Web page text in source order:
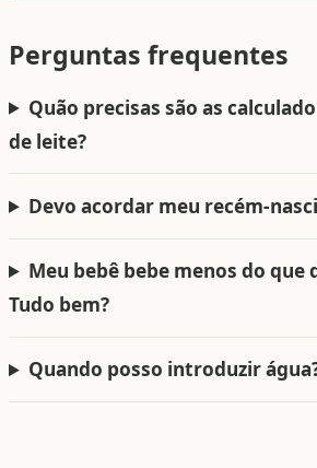
Perguntas frequentes
Quão precisas são as
de leite?
Devo acordar meu recém-
Meu bebê bebe menos do que
Tudo bem?
Quando posso introduzir